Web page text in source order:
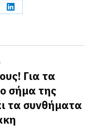
Share
LinkedIn
Για τα
σήμα της
τα συνθήματα